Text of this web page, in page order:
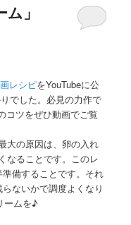
」
レシピをYouTubeに公
でした。必見の力作で
コツをぜひ動画でご覧
大の原因は、卵の入れ
なることです。このレ
備することです。それ
ないかで調度よくなり
ームを♪